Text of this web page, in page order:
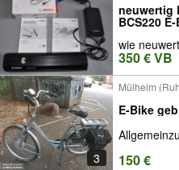
neuwertig
BCS220
wie
350 € VB
3
Mülheim
E-Bike
150 €